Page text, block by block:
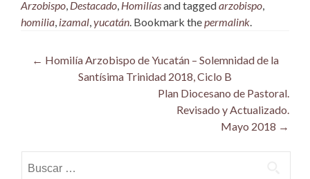
Arzobispo, Destacado, Homilíasand taggedarzobispo,
homilia, izamal,yucatán. Bookmark thepermalink.
Post
navigation
← Homilía Arzobispo de Yucatán – Solemnidad de la
Santísima Trinidad 2018, Ciclo B
Plan Diocesano de Pastoral.
Revisado y Actualizado.
Mayo 2018 →